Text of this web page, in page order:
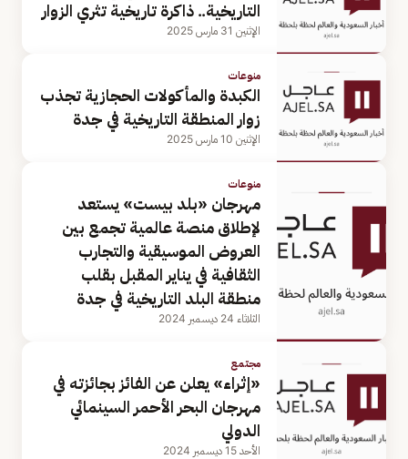
التاريخية.. ذاكرة تاريخية تثري الزوار
الإثنين 31 مارس 2025
منوعات
الكبدة والمأكولات الحجازية تجذب
زوار المنطقة التاريخية في جدة
الإثنين 10 مارس 2025
منوعات
مهرجان «بلد بيست» يستعد
لإطلاق منصة عالمية تجمع بين
العروض الموسيقية والتجارب
الثقافية في يناير المقبل بقلب
منطقة البلد التاريخية في جدة
الثلاثاء 24 ديسمبر 2024
مجتمع
«إثراء» يعلن عن الفائز بجائزته في
مهرجان البحر الأحمر السينمائي
الدولي
الأحد 15 ديسمبر 2024